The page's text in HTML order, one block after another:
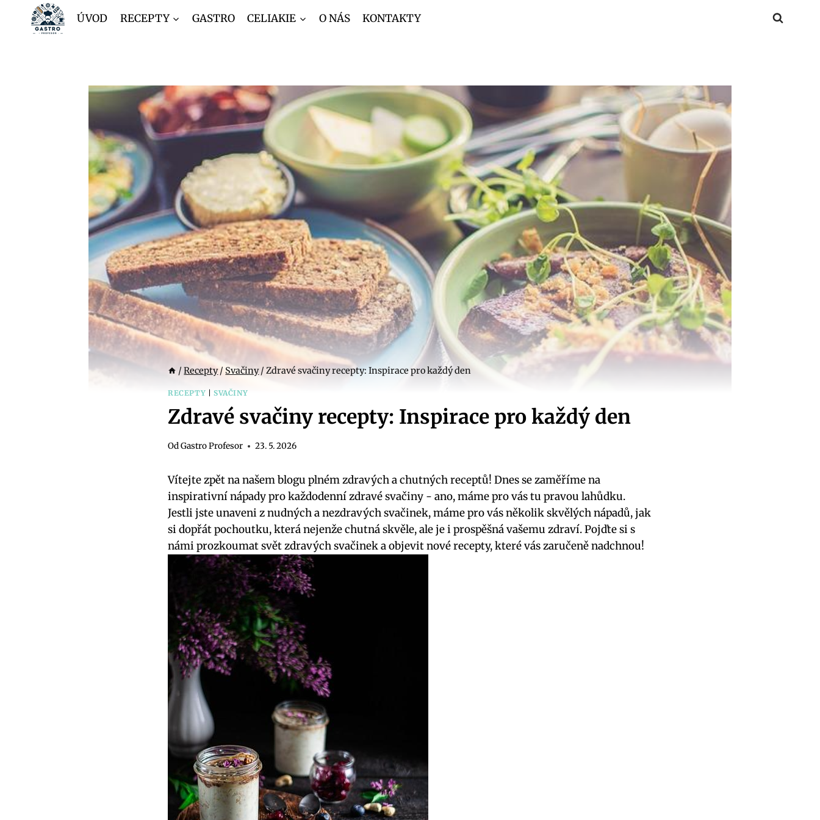
Přeskočit
ÚVOD RECEPTY GASTRO CELIAKIE O NÁS KONTAKTY
/ Recepty/ Svačiny/ Zdravé svačiny recepty: Inspirace pro každý den
RECEPTY | SVAČINY
Zdravé svačiny recepty: Inspirace pro každý den
OdGastro Profesor 23. 5. 2026
Vítejte zpět na našem blogu plném zdravých a chutných ⁣receptů! ‍Dnes‍ se zaměříme na​
inspirativní nápady⁣ pro⁢ každodenní⁤ zdravé svačiny ‌- ano, máme pro vás tu pravou lahůdku.
Jestli⁢ jste unaveni ⁣z nudných ⁣a nezdravých svačinek, máme⁤ pro ⁢vás několik ⁤skvělých‌ nápadů, ‌jak
si dopřát pochoutku, která nejenže chutná skvěle, ale je i prospěšná vašemu zdraví. Pojďte si s
námi prozkoumat ‍svět zdravých svačinek a ⁣objevit nové ⁤recepty, které vás zaručeně ‌nadchnou!